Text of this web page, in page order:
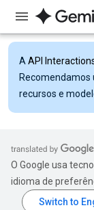
A API
Recomendamos
recursos e
O Google usa
idioma de